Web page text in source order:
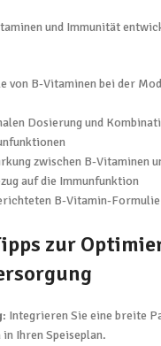
und Immunität
von B-Vitaminen bei der
Dosierung und
zwischen B-Vitaminen
auf die Immunfunktion
B-Vitamin-
zur
: Integrieren Sie eine breite
Ihren Speiseplan.